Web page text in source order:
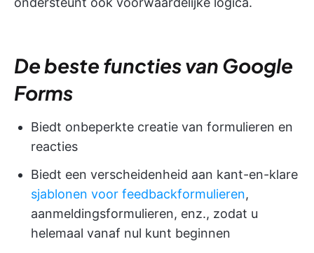
De beste functies van Google
Forms
Biedt onbeperkte creatie van formulieren en
reacties
Biedt een verscheidenheid aan kant-en-klare
sjablonen voor feedbackformulieren,
aanmeldingsformulieren, enz., zodat u
helemaal vanaf nul kunt beginnen